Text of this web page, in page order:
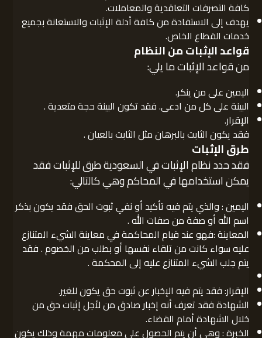
كافة التصرفات التعاقدية والمعاملات.
يهدف إلى الاستفادة من كافة أدلة الإثبات والاستعانة بجميع
خدمات القطاع الخاص.
قواعد الإثبات من النظام
من قواعد الإثبات ما يلي:
اليمين على من ينكر.
البينة على كل من ادعى. فقد تكون البينة حجة متعدية .
الإقرار.
فقد يكون الثابت بالبرهان مثل الثابت بالعيان .
طرق الإثبات
فقد حدد نظام الإثبات في السعودية طرق للإثبات فقد
يمكن استخدامها في المحاكم وهي كالتالي:
اليمين : والذي يتم فيه تأكيد أو نفي ثبوت الحق فقد يكون بذكر
اسم الله أو صفة من صفات الله .
المعاينة :فهو عند قيام المحاكمة في معاينة الشيء المتنازع
عليه سواء كانت من تلقاء نفسها أو بطلب من الخصوم . فقد
يتم جلب الشيء المتنازع عليه إلى المحكمة .
الإقرار: فقد يتم فيه الإخبار عن ثبوت حق يكون للغير.
الشهادة فقد تعرف أنه إخبار صادق من لأجل إثبات حق من
خلال الشهادة أمام القضاء.
الخبرة : وهي أن يتم الحصول على معلومات مهمة وذلك يكون